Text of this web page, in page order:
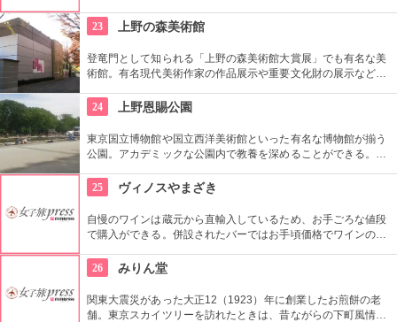
引き出物などにも最適。特注品も承っている。
23 上野の森美術館
登竜門として知られる「上野の森美術館大賞展」でも有名な美
術館。有名現代美術作家の作品展示や重要文化財の展示など、
休めるのもいかが？
24 上野恩賜公園
東京国立博物館や国立西洋美術館といった有名な博物館が揃う
公園。アカデミックな公園内で教養を深めることができる。ま
25
ヴィノスやまざき
自慢のワインは蔵元から直輸入しているため、お手ごろな値段
で購入ができる。併設されたバーではお手頃価格でワインのテ
26
みりん堂
関東大震災があった大正12（1923）年に創業したお煎餅の老
舗。東京スカイツリーを訪れたときは、昔ながらの下町風情と